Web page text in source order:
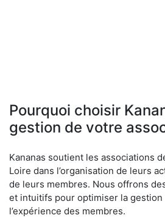
Pourquoi choisir
gestion de votre
Kananas soutient les associations
Loire dans l’organisation de leurs
de leurs membres. Nous offrons
et intuitifs pour optimiser la
l’expérience des membres.